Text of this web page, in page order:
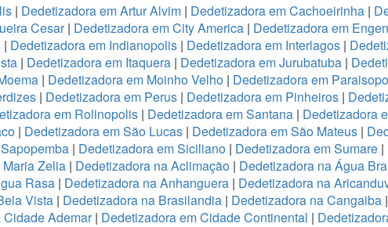
| Dedetizadora em Artur Alvim | Dedetizadora em Cachoeirinha |
Cesar| Dedetizadora em City America | Dedetizadora em
| Dedetizadora em Indianopolis | Dedetizadora em Interlagos |
| Dedetizadora em Itaquera | Dedetizadora em Jurubatuba |
| Dedetizadora em Moinho Velho | Dedetizadora em
| Dedetizadora em Perus | Dedetizadora em Pinheiros |
em Rolinopolis| Dedetizadora em Santana| Dedetizadora
| Dedetizadora em São Lucas| Dedetizadora em São Mateus |
| Dedetizadora em Siciliano | Dedetizadora em Sumare |
Zelia| Dedetizadora na Aclimação| Dedetizadora na Água
Rasa | Dedetizadora na Anhanguera | Dedetizadora na
Vista| Dedetizadora na Brasilandia| Dedetizadora na Cangaiba|
Ademar| Dedetizadora em Cidade Continental |